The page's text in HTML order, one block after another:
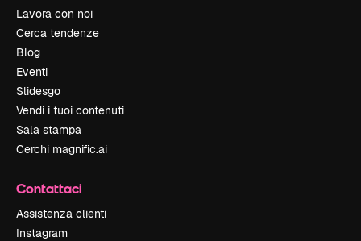
Lavora con noi
Cerca tendenze
Blog
Eventi
Slidesgo
Vendi i tuoi contenuti
Sala stampa
Cerchi magnific.ai
Contattaci
Assistenza clienti
Instagram